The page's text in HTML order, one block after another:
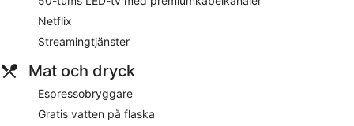
Netflix
Streamingtjänster
Mat och dryck
Espressobryggare
Gratis vatten på flaska